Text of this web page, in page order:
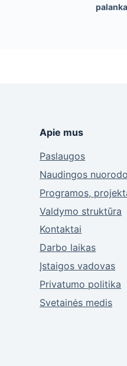
Apie mus
Paslaugos
Naudingos
Programos,
Valdymo struktūra
Kontaktai
Darbo laikas
Įstaigos vadovas
Privatumo politika
Svetainės medis